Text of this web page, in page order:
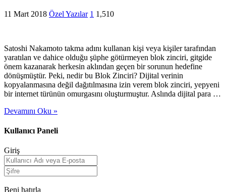
11 Mart 2018 Özel Yazılar 1 1,510
Satoshi Nakamoto takma adını kullanan kişi veya kişiler tarafından
yaratılan ve dahice olduğu şüphe götürmeyen blok zinciri, gitgide
önem kazanarak herkesin aklından geçen bir sorunun hedefine
dönüşmüştür. Peki, nedir bu Blok Zinciri? Dijital verinin
kopyalanmasına değil dağıtılmasına izin verem blok zinciri, yepyeni
bir internet türünün omurgasını oluşturmuştur. Aslında dijital para …
Devamını Oku »
Kullanıcı Paneli
Giriş
Beni hatırla